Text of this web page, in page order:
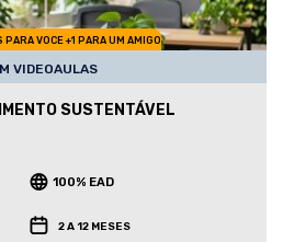
PARA VOCE +1 PARA UM AMIGO
VIDEOAULAS
SUSTENTÁVEL
100% EAD
2 A 12 MESES